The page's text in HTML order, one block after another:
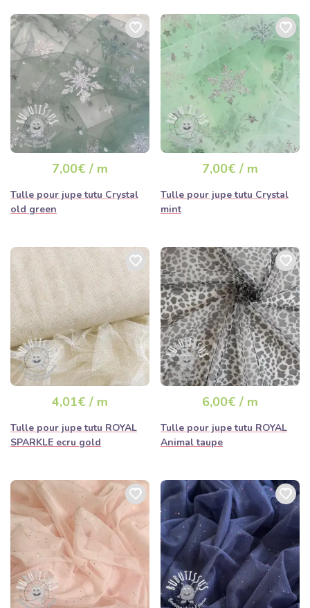
7,00€ / m
Tulle pour jupe tutu Crystal
old green
7,00€ / m
Tulle pour jupe tutu Crystal
mint
4,01€ / m
Tulle pour jupe tutu ROYAL
SPARKLE ecru gold
6,00€ / m
Tulle pour jupe tutu ROYAL
Animal taupe